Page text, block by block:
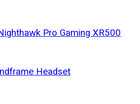
Pro Gaming XR500
Headset